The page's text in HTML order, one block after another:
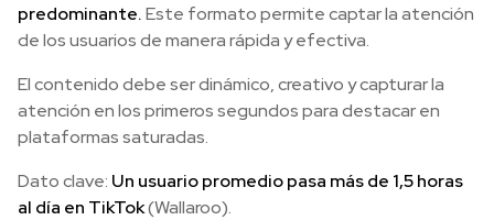
predominante.Este formato permite captar la atención
de los usuarios de manera rápida y efectiva.
El contenido debe ser dinámico, creativo y capturar la
atención en los primeros segundos para destacar en
plataformas saturadas.
Dato clave: Un usuario promedio pasa más de 1,5 horas
al día en TikTok(Wallaroo).